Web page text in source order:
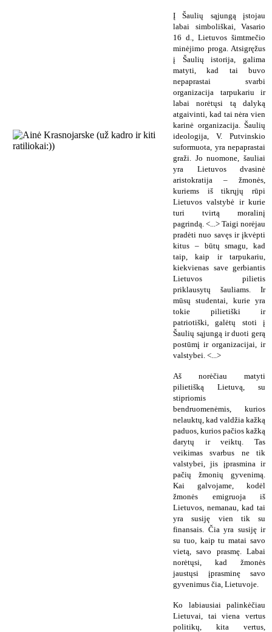
Į Šaulių sąjungą įstojau
labai simboliškai, Vasario
16 d., Lietuvos šimtmečio
minėjimo proga. Atsigręžus
į Šaulių istorija, galima
matyti, kad tai buvo
nepaprastai svarbi
organizacija tarpukariu ir
labai norėtųsi tą dalyką
atgaivinti, kad tai nėra vien
karinė organizacija. Šaulių
ideologija, V. Putvinskio
suformuota, yra nepaprastai
graži. Jo nuomone, šauliai
yra Lietuvos dvasinė
aristokratija – žmonės,
kuriems iš tikrųjų rūpi
Lietuvos valstybė ir kurie
turi tvirtą moralinį
pagrindą. <...> Taigi norėjau
pradėti nuo savęs ir įkvėpti
kitus – būtų smagu, kad
taip, kaip ir tarpukariu,
kiekvienas save gerbiantis
Lietuvos pilietis
priklausytų šauliams. Ir
mūsų studentai, kurie yra
tokie pilietiški ir
patriotiški, galėtų stoti į
Šaulių sąjungą ir duoti gerą
postūmį ir organizacijai, ir
valstybei. <...>
Aš norėčiau matyti
pilietišką Lietuvą, su
stipriomis
bendruomenėmis, kurios
nelauktų, kad valdžia kažką
paduos, kurios pačios kažką
darytų ir veiktų. Tas
veikimas svarbus ne tik
valstybei, jis įprasmina ir
pačių žmonių gyvenimą.
Kai galvojame, kodėl
žmonės emigruoja iš
Lietuvos, nemanau, kad tai
yra susiję vien tik su
finansais. Čia yra susiję ir
su tuo, kaip tu matai savo
vietą, savo prasmę. Labai
norėtųsi, kad žmonės
jaustųsi įprasminę savo
gyvenimus čia, Lietuvoje.
Ko labiausiai palinkėčiau
Lietuvai, tai viena vertus
politikų, kita vertus,